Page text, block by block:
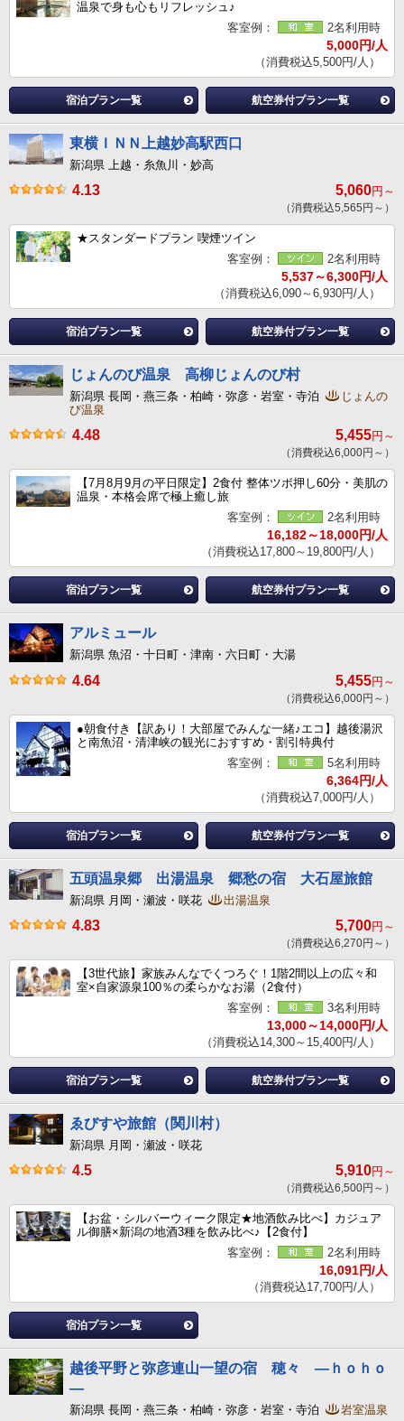
温泉で身も心もリフレッシュ♪
客室例：
2名利用時
5,000円/人
（消費税込5,500円/人）
宿泊プラン一覧 航空券付プラン一覧
東横ＩＮＮ上越妙高駅西口
新潟県 上越・糸魚川・妙高
4.13 5,060円～
（消費税込5,565円～）
★スタンダードプラン 喫煙ツイン
客室例：
2名利用時
5,537～6,300円/人
（消費税込6,090～6,930円/人）
宿泊プラン一覧 航空券付プラン一覧
じょんのび温泉 高柳じょんのび村
新潟県 長岡・燕三条・柏崎・弥彦・岩室・寺泊
じょんの
び温泉
4.48 5,455円～
（消費税込6,000円～）
【7月8月9月の平日限定】2食付 整体ツボ押し60分・美肌の
温泉・本格会席で極上癒し旅
客室例：
2名利用時
16,182～18,000円/人
（消費税込17,800～19,800円/人）
宿泊プラン一覧 航空券付プラン一覧
アルミュール
新潟県 魚沼・十日町・津南・六日町・大湯
4.64 5,455円～
（消費税込6,000円～）
●朝食付き【訳あり！大部屋でみんな一緒♪エコ】越後湯沢
と南魚沼・清津峡の観光におすすめ・割引特典付
客室例：
5名利用時
6,364円/人
（消費税込7,000円/人）
宿泊プラン一覧 航空券付プラン一覧
五頭温泉郷 出湯温泉 郷愁の宿 大石屋旅館
新潟県 月岡・瀬波・咲花 出湯温泉
4.83 5,700円～
（消費税込6,270円～）
【3世代旅】家族みんなでくつろぐ！1階2間以上の広々和
室×自家源泉100％の柔らかなお湯（2食付）
客室例：
3名利用時
13,000～14,000円/人
（消費税込14,300～15,400円/人）
宿泊プラン一覧 航空券付プラン一覧
ゑびすや旅館（関川村）
新潟県 月岡・瀬波・咲花
4.5 5,910円～
（消費税込6,500円～）
【お盆・シルバーウィーク限定★地酒飲み比べ】カジュア
ル御膳×新潟の地酒3種を飲み比べ♪【2食付】
客室例：
2名利用時
16,091円/人
（消費税込17,700円/人）
宿泊プラン一覧
越後平野と弥彦連山一望の宿 穂々 ―ｈｏｈｏ
―
新潟県 長岡・燕三条・柏崎・弥彦・岩室・寺泊 岩室温泉